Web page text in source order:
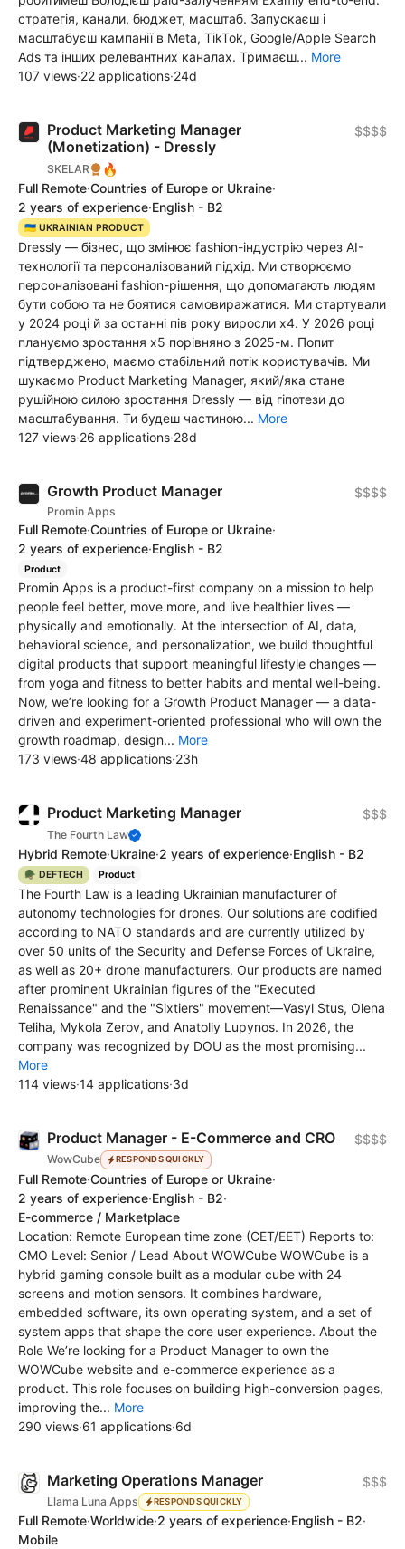
стратегія, канали, бюджет, масштаб. Запускаєш і
масштабуєш кампанії в Meta, TikTok, Google/Apple Search
Ads та інших релевантних каналах. Тримаєш... More
107 views·22 applications·24d
Product Marketing Manager
(Monetization) - Dressly
SKELAR 🔥
$$$$
Full Remote·Countries of Europe or Ukraine·
2 years of experience·English - B2
🇺🇦 UKRAINIAN PRODUCT
Dressly — бізнес, що змінює fashion-індустрію через AI-
технології та персоналізований підхід. Ми створюємо
персоналізовані fashion-рішення, що допомагають людям
бути собою та не боятися самовиражатися. Ми стартували
у 2024 році й за останні пів року виросли x4. У 2026 році
плануємо зростання x5 порівняно з 2025-м. Попит
підтверджено, маємо стабільний потік користувачів. Ми
шукаємо Product Marketing Manager, який/яка стане
рушійною силою зростання Dressly — від гіпотези до
масштабування. Ти будеш частиною... More
127 views·26 applications·28d
Growth Product Manager
Promin Apps
$$$$
Full Remote·Countries of Europe or Ukraine·
2 years of experience·English - B2
Product
Promin Apps is a product-first company on a mission to help
people feel better, move more, and live healthier lives —
physically and emotionally. At the intersection of AI, data,
behavioral science, and personalization, we build thoughtful
digital products that support meaningful lifestyle changes —
from yoga and fitness to better habits and mental well-being.
Now, we’re looking for a Growth Product Manager — a data-
driven and experiment-oriented professional who will own the
growth roadmap, design... More
173 views·48 applications·23h
Product Marketing Manager
The Fourth Law
$$$
Hybrid Remote·Ukraine·2 years of experience·English - B2
🪖 DEFTECH Product
The Fourth Law is a leading Ukrainian manufacturer of
autonomy technologies for drones. Our solutions are codified
according to NATO standards and are currently utilized by
over 50 units of the Security and Defense Forces of Ukraine,
as well as 20+ drone manufacturers. Our products are named
after prominent Ukrainian figures of the "Executed
Renaissance" and the "Sixtiers" movement—Vasyl Stus, Olena
Teliha, Mykola Zerov, and Anatoliy Lupynos. In 2026, the
company was recognized by DOU as the most promising...
More
114 views·14 applications·3d
Product Manager - E-Commerce and CRO
WowCube RESPONDS QUICKLY
$$$$
Full Remote·Countries of Europe or Ukraine·
2 years of experience·English - B2·
E-commerce / Marketplace
Location: Remote European time zone (CET/EET) Reports to:
CMO Level: Senior / Lead About WOWCube WOWCube is a
hybrid gaming console built as a modular cube with 24
screens and motion sensors. It combines hardware,
embedded software, its own operating system, and a set of
system apps that shape the core user experience. About the
Role We’re looking for a Product Manager to own the
WOWCube website and e-commerce experience as a
product. This role focuses on building high-conversion pages,
improving the... More
290 views·61 applications·6d
Marketing Operations Manager
Llama Luna Apps RESPONDS QUICKLY
$$$
Full Remote·Worldwide·2 years of experience·English - B2·
Mobile